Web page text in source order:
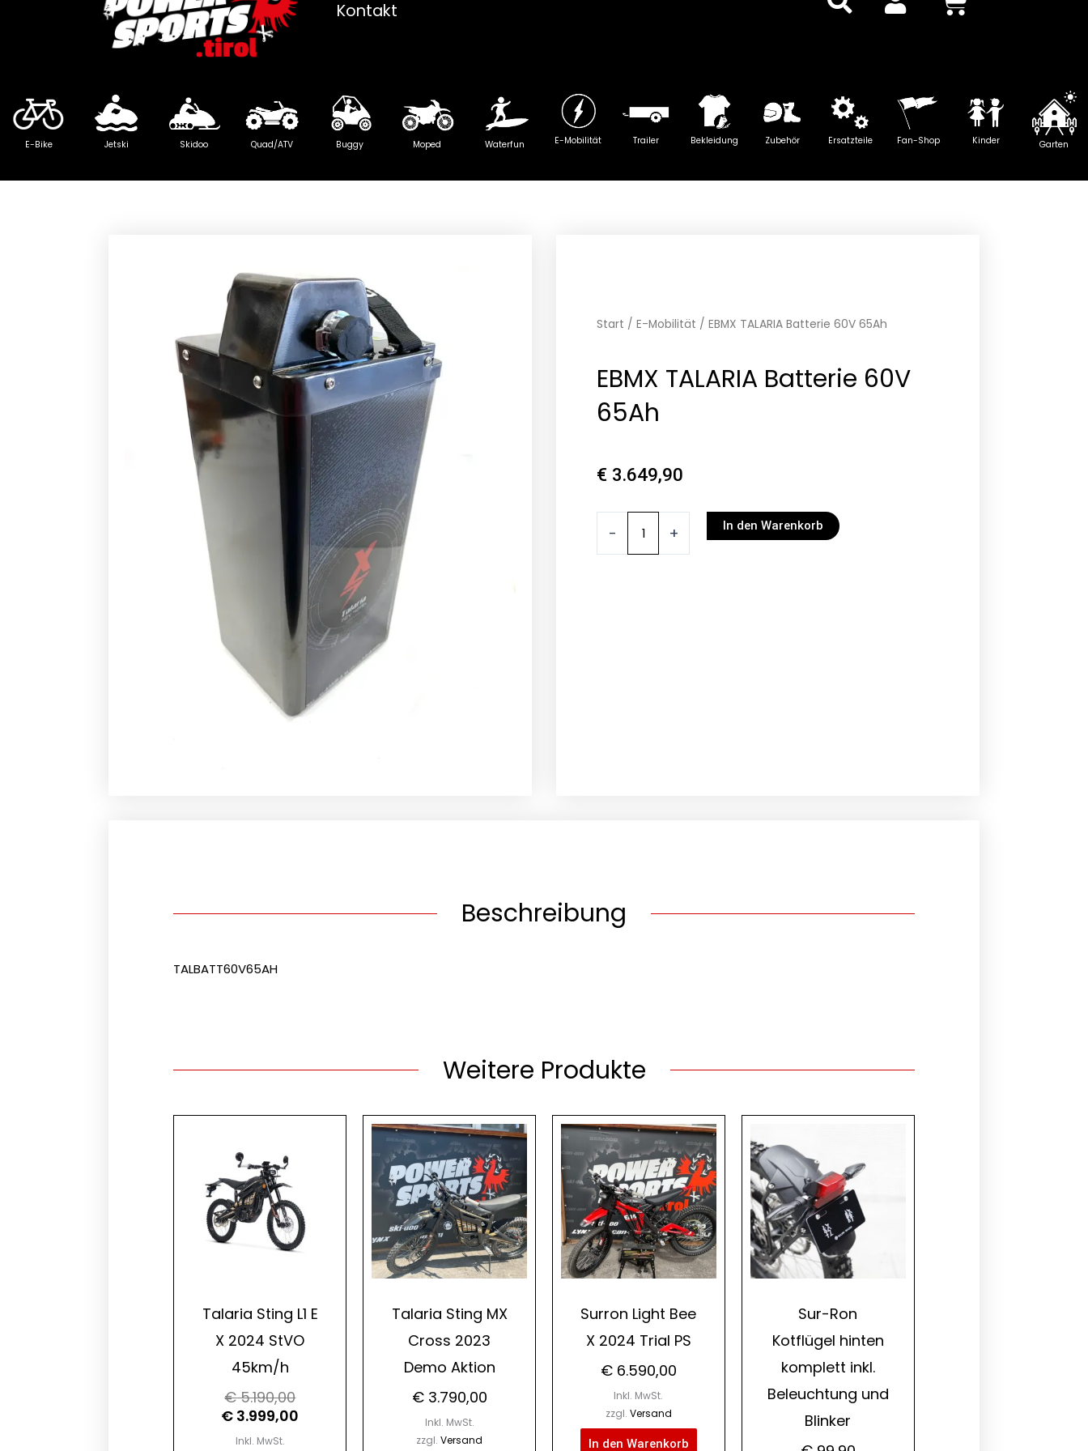
Kontakt
E-Bike Jetski Skidoo Quad/ATV Buggy Moped Waterfun E-Mobilität Trailer Bekleidung Zubehör Ersatzteile Fan-Shop Kinder Garten
Start / E-Mobilität / EBMX TALARIA Batterie 60V 65Ah
EBMX TALARIA Batterie 60V
65Ah
€ 3.649,90
- + In den Warenkorb
Beschreibung
TALBATT60V65AH
Weitere Produkte
Talaria Sting L1 E
X 2024 StVO
45km/h
€5.190,00
Ursprünglicher
€ 3.999,00
€ 3.999,00.
Inkl. MwSt.
Talaria Sting MX
Cross 2023
Demo Aktion
€3.790,00
Inkl. MwSt.
zzgl.Versand
Surron Light Bee
X 2024 Trial PS
€6.590,00
Inkl. MwSt.
zzgl. Versand
In den Warenkorb
Sur-Ron
Kotflügel hinten
komplett inkl.
Beleuchtung und
Blinker